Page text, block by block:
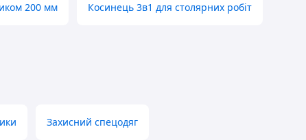
200 мм Косинець 3в1 для столярних робіт
Захисний спецодяг